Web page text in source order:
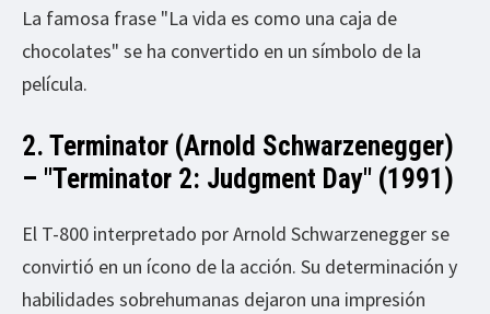
La famosa frase "La vida es como una caja de
chocolates" se ha convertido en un símbolo de la
película.
2. Terminator (Arnold Schwarzenegger)
– "Terminator 2: Judgment Day" (1991)
El T-800 interpretado por Arnold Schwarzenegger se
convirtió en un ícono de la acción. Su determinación y
habilidades sobrehumanas dejaron una impresión